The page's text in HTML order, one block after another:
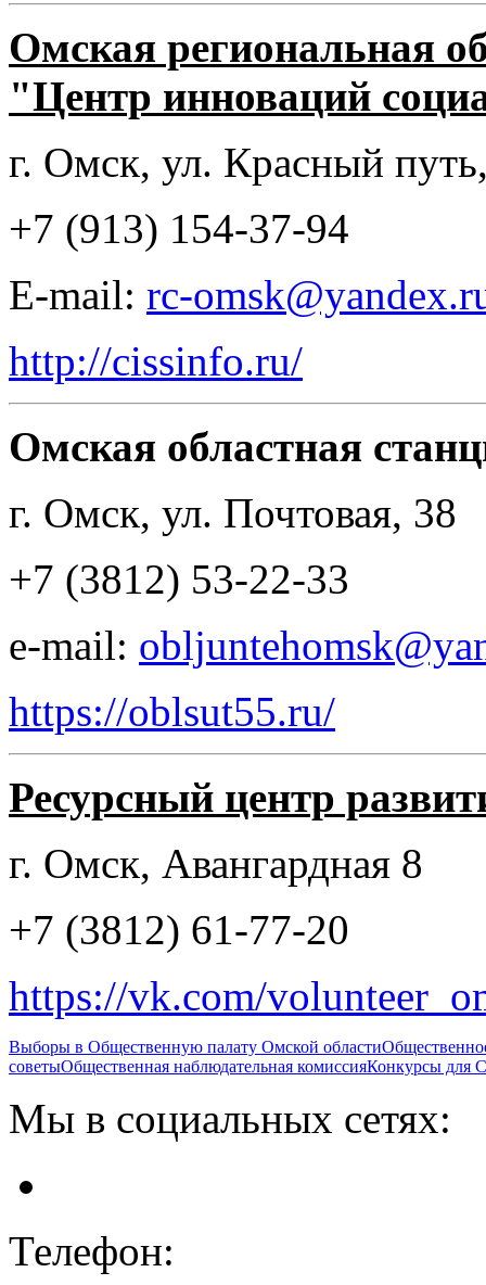
Омская региональная
"Центр инноваций
г. Омск, ул. Красный
+7 (913) 154-37-94
E-mail: rc-
http://cissinfo.ru/
Омская областная
г. Омск, ул. Почтовая, 38
+7 (3812) 53-22-33
e-mail:
https://oblsut55.ru/
Ресурсный центр
г. Омск, Авангардная 8
+7 (3812) 61-77-20
https://vk.com/
Выборы в Общественную палату Омской области
советыОбщественная наблюдательная комиссияКонкурсы
Мы в социальных сетях:
Телефон: